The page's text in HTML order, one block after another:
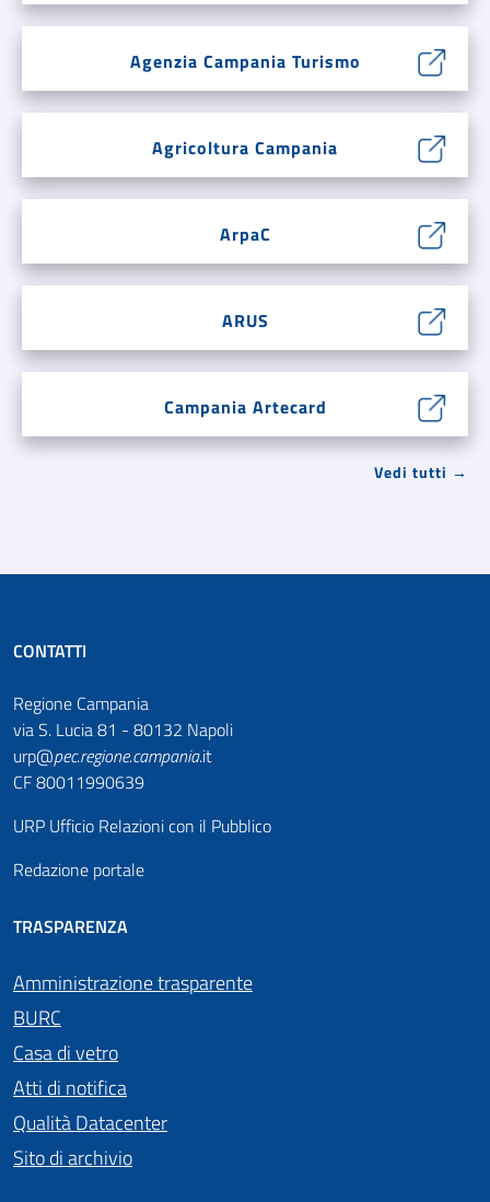
Agenzia Campania Turismo
Agricoltura Campania
ArpaC
ARUS
Campania Artecard
Vedi tutti →
CONTATTI
Regione Campania
via S. Lucia 81 - 80132 Napoli
urp@pec.regione.campania.it
CF 80011990639
URP Ufficio Relazioni con il Pubblico
Redazione portale
TRASPARENZA
Amministrazione trasparente
BURC
Casa di vetro
Atti di notifica
Qualità Datacenter
Sito di archivio